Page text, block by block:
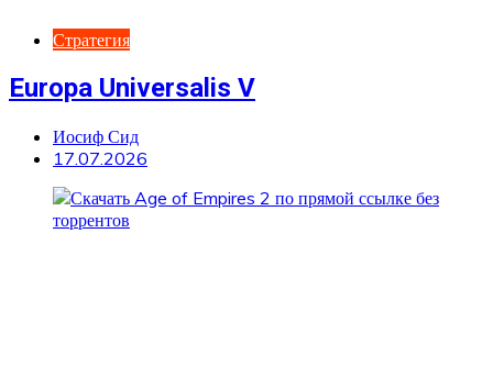
Стратегия
Europa Universalis V
Иосиф Сид
17.07.2026